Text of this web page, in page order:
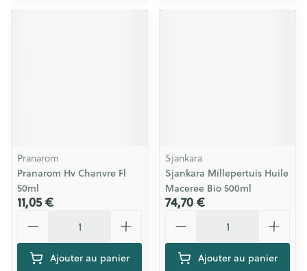
Pranarom
Pranarom Hv Chanvre Fl
50ml
11,05 €
Ajouter au panier
Sjankara
Sjankara Millepertuis Huile
Maceree Bio 500ml
74,70 €
Ajouter au panier